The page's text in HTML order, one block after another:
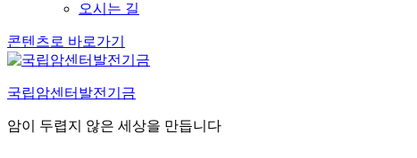
오시는 길
콘텐츠로 바로가기
국립암센터발전기금
암이 두렵지 않은 세상을 만듭니다